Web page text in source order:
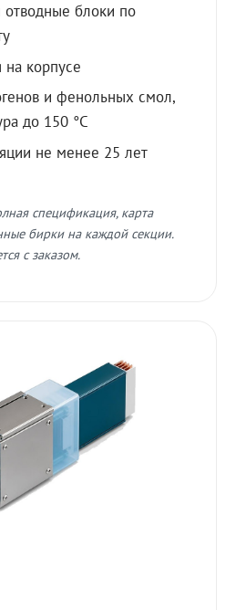
блоки по
корпусе
и фенольных смол,
до 150 °C
не менее 25 лет
спецификация, карта
бирки на каждой секции.
с заказом.